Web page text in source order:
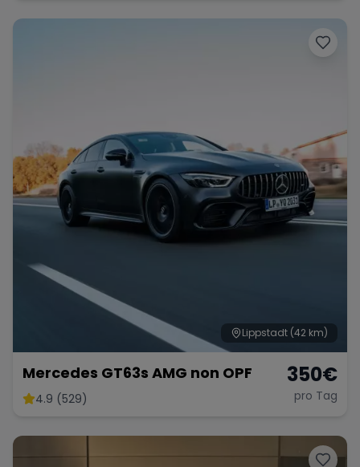
Lippstadt (42 km)
Mercedes GT63s AMG non OPF
4.9 (529)
350€
pro Tag